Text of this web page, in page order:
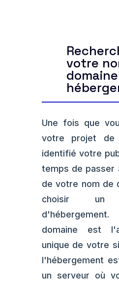
votre
Une fois que
votre projet
identifié votre
temps de passer
de votre nom de
choisir un
domaine est
unique de votre
l'hébergement
un serveur où